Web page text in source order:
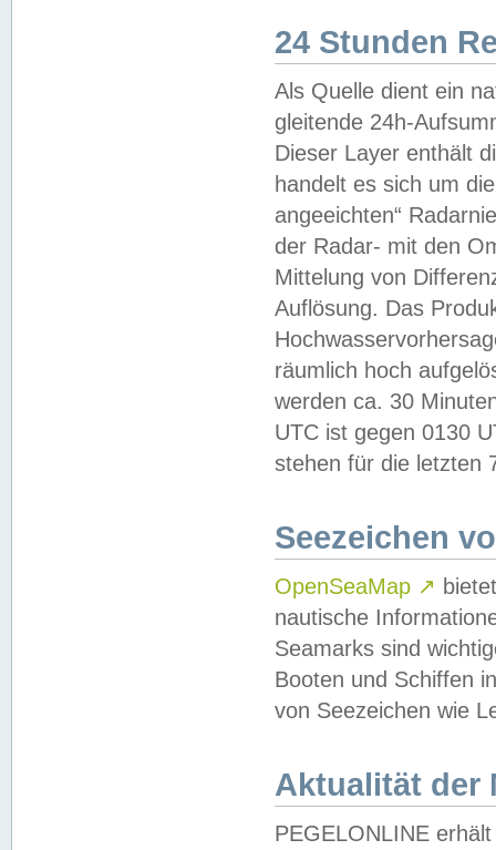
24 Stunden
Als Quelle dient ein
gleitende 24h-
Dieser Layer enthält
handelt es sich um
angeeichten“
der Radar- mit den
Mittelung von
Auflösung. Das
räumlich hoch
werden ca. 30
UTC ist gegen 0130
stehen für die letzten
Seezeichen
OpenSeaMap ↗
nautische
Seamarks sind
Booten und Schiffen
von Seezeichen wie
Aktualität der
PEGELONLINE